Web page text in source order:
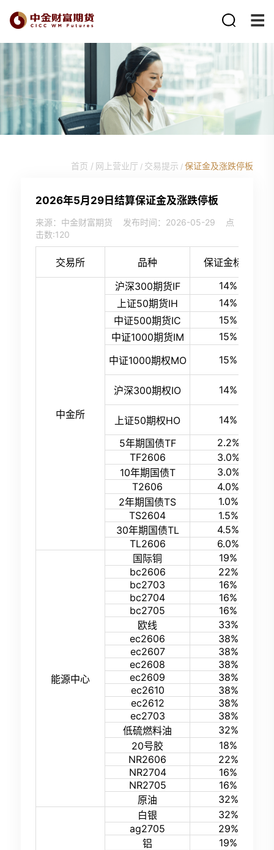
首页 / 网上营业厅 / 交易提示 / 保证金及涨跌停板
2026年5月29日结算保证金及涨跌停板
来源：中金财富期货 发布时间：2026-05-29
点
击数:120
交易所 品种 保证金标准
中金所
沪深300期货IF
14%
上证50期货IH
14%
中证500期货IC
15%
中证1000期货IM
15%
中证1000期权MO
15%
沪深300期权IO 14%
上证50期权HO 14%
5年期国债TF
2.2%
TF2606
3.0%
10年期国债T
3.0%
T2606
4.0%
2年期国债TS
1.0%
TS2604
1.5%
30年期国债TL
4.5%
TL2606
6.0%
能源中心
国际铜
19%
bc2606
22%
bc2703
16%
bc2704
16%
bc2705
16%
欧线
33%
ec2606
38%
ec2607
38%
ec2608
38%
ec2609
38%
ec2610
38%
ec2612
38%
ec2703
38%
低硫燃料油
32%
20号胶
18%
NR2606
22%
NR2704
16%
NR2705
16%
原油
32%
白银
32%
ag2705
29%
铝
19%